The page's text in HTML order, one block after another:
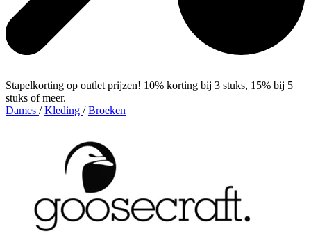
Stapelkorting op outlet prijzen! 10% korting bij 3 stuks, 15% bij 5
stuks of meer.
Dames / Kleding / Broeken